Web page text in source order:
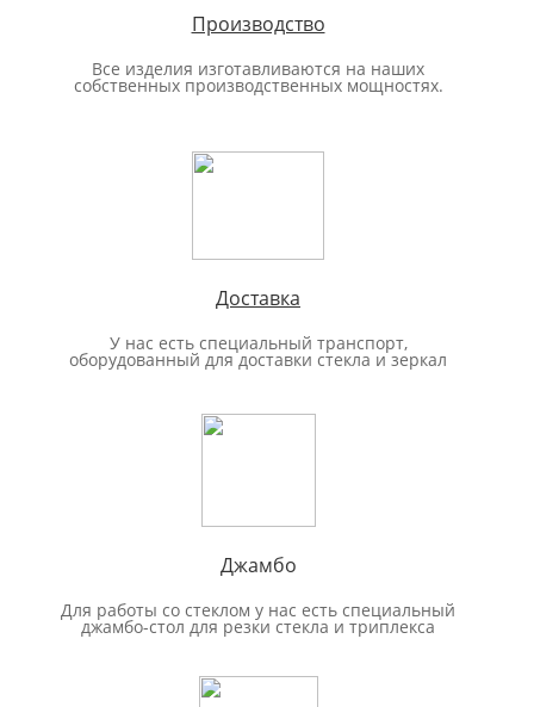
Производство
Все изделия изготавливаются на наших
собственных производственных мощностях.
Доставка
У нас есть специальный транспорт,
оборудованный для доставки стекла и зеркал
Джамбо
Для работы со стеклом у нас есть специальный
джамбо-стол для резки стекла и триплекса